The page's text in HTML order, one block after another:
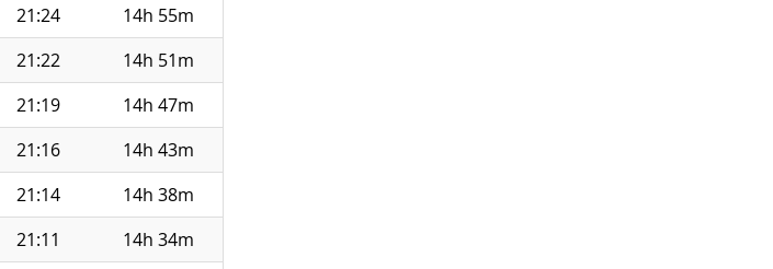
21:24
14h 55m
21:22
14h 51m
21:19
14h 47m
21:16
14h 43m
21:14
14h 38m
21:11
14h 34m